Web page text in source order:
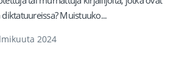
Muistuuko...
2024